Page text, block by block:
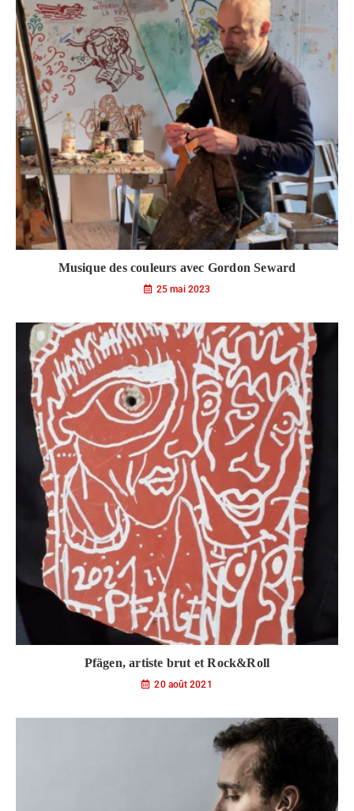
Musique des couleurs avec Gordon Seward
25 mai 2023
Pfägen, artiste brut et Rock&Roll
20 août 2021